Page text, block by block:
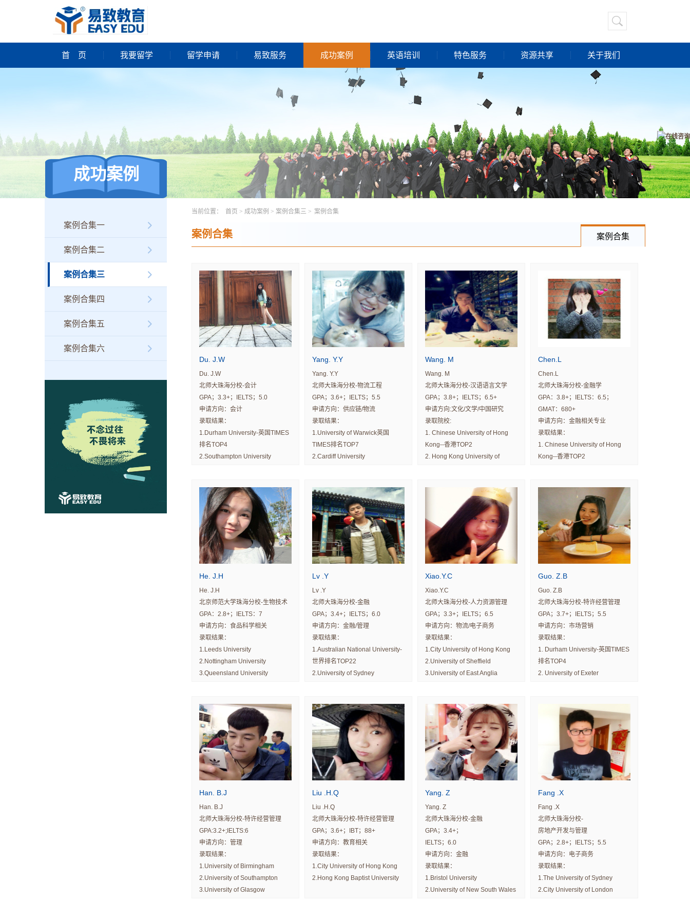
首 页 我要留学 留学申请 易致服务 成功案例 英语培训 特色服务 资源共享 关于我们
成功案例
案例合集一
案例合集二
案例合集三
案例合集四
案例合集五
案例合集六
当前位置： 首页 > 成功案例 > 案例合集三 > 案例合集
案例合集 案例合集
Du. J.W
Du. J.W
北师大珠海分校-会计
GPA；3.3+；IELTS；5.0
申请方向：会计
录取结果：
1.Durham University-英国TIMES
排名TOP4
2.Southampton University
Yang. Y.Y
Yang. Y.Y
北师大珠海分校-物流工程
GPA；3.6+；IELTS；5.5
申请方向：供应链/物流
录取结果：
1.University of Warwick英国
TIMES排名TOP7
2.Cardiff University
Wang. M
Wang. M
北师大珠海分校-汉语语言文学
GPA；3.8+；IELTS；6.5+
申请方向:文化/文学/中国研究
录取院校:
1. Chinese University of Hong
Kong--香港TOP2
2. Hong Kong University of
Chen.L
Chen.L
北师大珠海分校-金融学
GPA：3.8+；IELTS：6.5；
GMAT：680+
申请方向：金融相关专业
录取结果：
1. Chinese University of Hong
Kong--香港TOP2
He. J.H
He. J.H
北京师范大学珠海分校-生物技术
GPA：2.8+；IELTS：7
申请方向：食品科学相关
录取结果：
1.Leeds University
2.Nottingham University
3.Queensland University
Lv .Y
Lv .Y
北师大珠海分校-金融
GPA；3.4+；IELTS；6.0
申请方向：金融/管理
录取结果：
1.Australian National University-
世界排名TOP22
2.University of Sydney
Xiao.Y.C
Xiao.Y.C
北师大珠海分校-人力资源管理
GPA；3.3+；IELTS；6.5
申请方向：物流/电子商务
录取结果：
1.City University of Hong Kong
2.University of Sheffield
3.University of East Anglia
Guo. Z.B
Guo. Z.B
北师大珠海分校-特许经营管理
GPA；3.7+；IELTS；5.5
申请方向：市场营销
录取结果：
1. Durham University-英国TIMES
排名TOP4
2. University of Exeter
Han. B.J
Han. B.J
北师大珠海分校-特许经营管理
GPA:3.2+;IELTS:6
申请方向：管理
录取结果：
1.University of Birmingham
2.University of Southampton
3.University of Glasgow
Liu .H.Q
Liu .H.Q
北师大珠海分校-特许经营管理
GPA；3.6+；IBT；88+
申请方向：教育相关
录取结果：
1.City University of Hong Kong
2.Hong Kong Baptist University
Yang. Z
Yang. Z
北师大珠海分校-金融
GPA；3.4+；
IELTS；6.0
申请方向：金融
录取结果：
1.Bristol University
2.University of New South Wales
Fang .X
Fang .X
北师大珠海分校-
房地产开发与管理
GPA；2.8+；IELTS；5.5
申请方向：电子商务
录取结果：
1.The University of Sydney
2.City University of London